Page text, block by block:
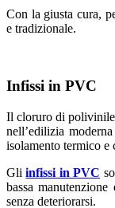
Con la giusta cura,
e tradizionale.
Infissi in PVC
Il cloruro di
nell’edilizia
isolamento termico e
Gliinfissi in PVC
bassa
senza deteriorarsi.